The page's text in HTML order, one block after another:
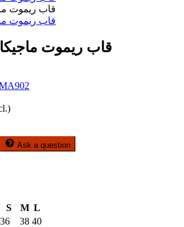
قاب ریموت ماجیکار
Ask a question
S M L
36 38 40